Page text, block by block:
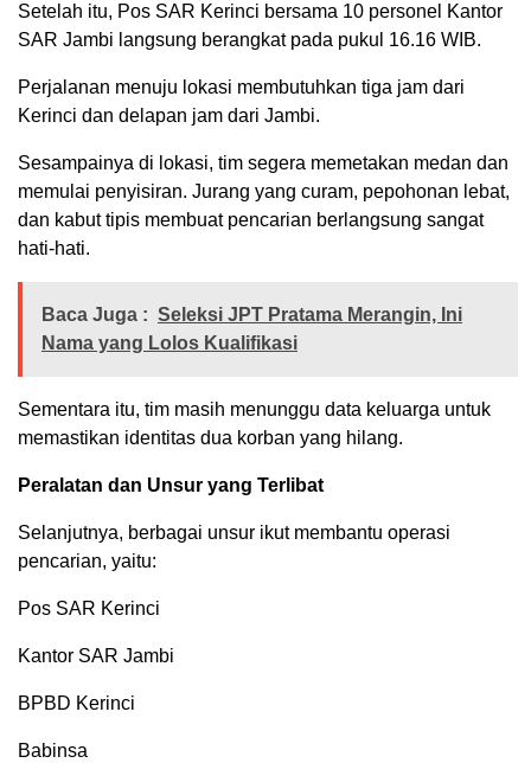
Setelah itu, Pos SAR Kerinci bersama 10 personel Kantor
SAR Jambi langsung berangkat pada pukul 16.16 WIB.
Perjalanan menuju lokasi membutuhkan tiga jam dari
Kerinci dan delapan jam dari Jambi.
Sesampainya di lokasi, tim segera memetakan medan dan
memulai penyisiran. Jurang yang curam, pepohonan lebat,
dan kabut tipis membuat pencarian berlangsung sangat
hati-hati.
Baca Juga : Seleksi JPT Pratama Merangin, Ini
Nama yang Lolos Kualifikasi
Sementara itu, tim masih menunggu data keluarga untuk
memastikan identitas dua korban yang hilang.
Peralatan dan Unsur yang Terlibat
Selanjutnya, berbagai unsur ikut membantu operasi
pencarian, yaitu:
Pos SAR Kerinci
Kantor SAR Jambi
BPBD Kerinci
Babinsa